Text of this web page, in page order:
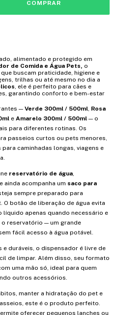
alimentado e protegido em
de Comida e Água Pets, o
buscam praticidade, higiene e
trilhas ou até mesmo no dia a
, ele é perfeito para cães e
garantindo conforto e bem-estar
— Verde 300ml / 500ml, Rosa
e Amarelo 300ml / 500ml — o
para diferentes rotinas. Os
passeios curtos ou pets menores,
para caminhadas longas, viagens e
reservatório de água,
e ainda acompanha um saco para
sempre preparado para
O botão de liberação de água evita
apenas quando necessário e
reservatório — um grande
fácil acesso à água potável.
duráveis, o dispensador é livre de
de limpar. Além disso, seu formato
uma mão só, ideal para quem
outros acessórios.
manter a hidratação do pet e
este é o produto perfeito.
oferecer pequenos lanches ou